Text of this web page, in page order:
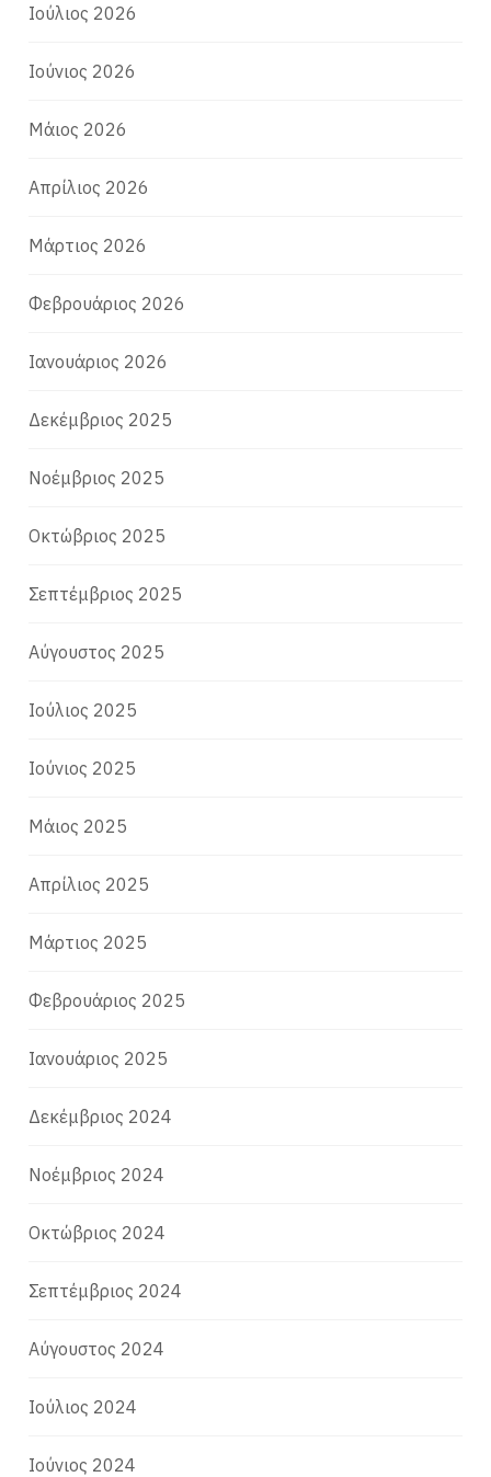
Ιούλιος 2026
Ιούνιος 2026
Μάιος 2026
Απρίλιος 2026
Μάρτιος 2026
Φεβρουάριος 2026
Ιανουάριος 2026
Δεκέμβριος 2025
Νοέμβριος 2025
Οκτώβριος 2025
Σεπτέμβριος 2025
Αύγουστος 2025
Ιούλιος 2025
Ιούνιος 2025
Μάιος 2025
Απρίλιος 2025
Μάρτιος 2025
Φεβρουάριος 2025
Ιανουάριος 2025
Δεκέμβριος 2024
Νοέμβριος 2024
Οκτώβριος 2024
Σεπτέμβριος 2024
Αύγουστος 2024
Ιούλιος 2024
Ιούνιος 2024